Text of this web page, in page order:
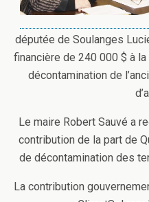
députée de Soulanges
financière de 240 000 $ à
décontamination de
Le maire Robert Sauvé a
contribution de la part de
de décontamination des
La contribution